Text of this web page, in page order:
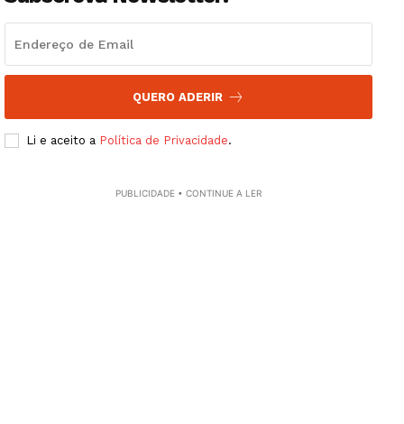
Institucional
QUERO ADERIR
Li e aceito a Política de Privacidade.
PUBLICIDADE • CONTINUE A LER